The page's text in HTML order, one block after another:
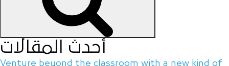
أحدث المقالات
Venture beyond the classroom with a new kind of